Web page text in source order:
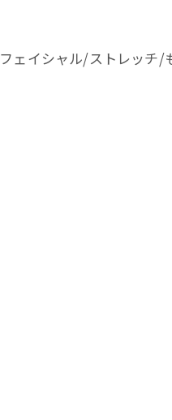
ェイシャル/ストレッチ